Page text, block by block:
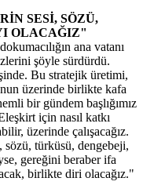
SESİ, SÖZÜ,
OLACAĞIZ"
ana vatanı
şöyle sürdürdü.
Bu stratejik üretimi,
üzerinde birlikte kafa
bir gündem başlığımız
için nasıl katkı
üzerinde çalışacağız.
türküsü, dengebeji,
gereğini beraber ifa
birlikte diri olacağız."